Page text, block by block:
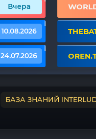
Вчера
10.08.2026
24.07.2026
БАЗА ЗНАНИЙ